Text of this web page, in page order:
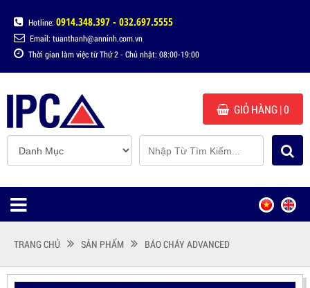
Hotline: 0914.348.397 - 032.697.5555
Email: tuanthanh@anninh.com.vn
Thời gian làm việc từ Thứ 2 - Chủ nhật: 08:00-19:00
GIỎ HÀNG| 0
TRANG CHỦ SẢN PHẨM BÁO CHÁY ADVANCED